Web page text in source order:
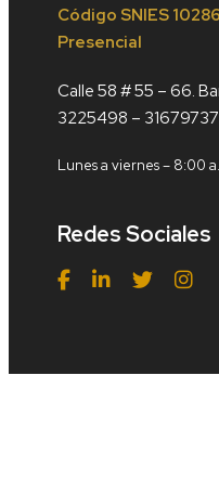
Código SNIES 10286
Presencial
Calle 58 # 55 – 66.
3225498 –
Lunes a viernes – 8:00
Redes Sociales